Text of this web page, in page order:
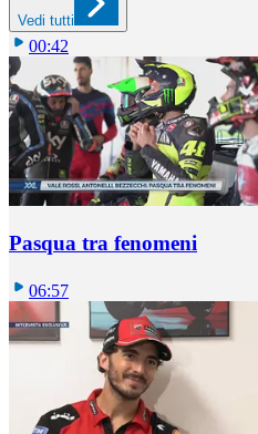
Vedi tutti
00:42
Pasqua tra fenomeni
06:57